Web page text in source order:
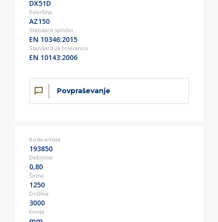
DX51D
Površina
AZ150
Standard splošni
EN 10346:2015
Standard za toleranco
EN 10143:2006
Povpraševanje
Koda artikla
193850
Debelina
0,80
Širina
1250
Dolžina
3000
Enota